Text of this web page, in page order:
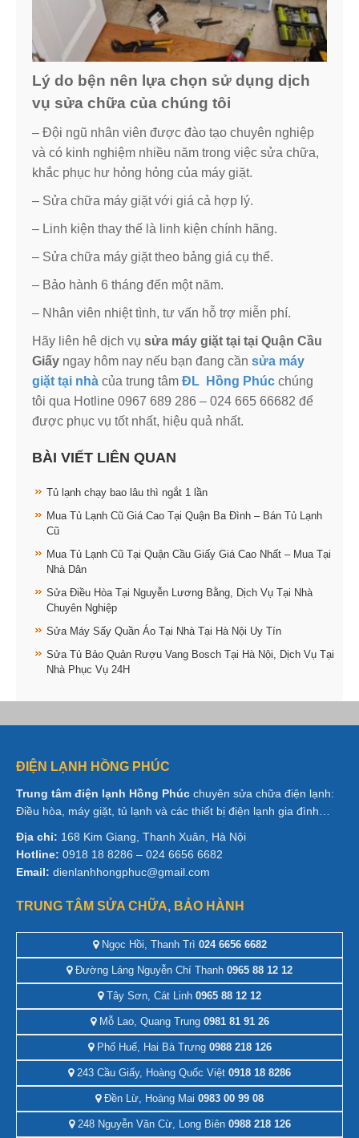
Lý do bện nên lựa chọn sử dụng dịch
vụ sửa chữa của chúng tôi
– Đội ngũ nhân viên được đào tạo chuyên nghiệp
và có kinh nghiệm nhiều năm trong việc sửa chữa,
khắc phục hư hỏng hỏng của máy giặt.
– Sửa chữa máy giặt với giá cả hợp lý.
– Linh kiện thay thế là linh kiện chính hãng.
– Sửa chữa máy giặt theo bảng giá cụ thể.
– Bảo hành 6 tháng đến một năm.
– Nhân viên nhiệt tình, tư vấn hỗ trợ miễn phí.
Hãy liên hê dịch vụ sửa máy giặt tại tại Quận Cầu
Giấy ngay hôm nay nếu bạn đang cần sửa máy
giặt tại nhà của trung tâm ĐL Hồng Phúc chúng
tôi qua Hotline 0967 689 286 – 024 665 66682 để
được phục vụ tốt nhất, hiệu quả nhất.
BÀI VIẾT LIÊN QUAN
Tủ lạnh chạy bao lâu thì ngắt 1 lần
Mua Tủ Lạnh Cũ Giá Cao Tại Quận Ba Đình – Bán Tủ Lạnh
Cũ
Mua Tủ Lạnh Cũ Tại Quận Cầu Giấy Giá Cao Nhất – Mua Tại
Nhà Dân
Sửa Điều Hòa Tại Nguyễn Lương Bằng, Dịch Vụ Tại Nhà
Chuyên Nghiệp
Sửa Máy Sấy Quần Áo Tại Nhà Tại Hà Nội Uy Tín
Sửa Tủ Bảo Quản Rượu Vang Bosch Tại Hà Nội, Dịch Vụ Tại
Nhà Phục Vụ 24H
ĐIỆN LẠNH HỒNG PHÚC
Trung tâm điện lạnh Hồng Phúc chuyên sửa chữa điện lạnh:
Điều hòa, máy giặt, tủ lạnh và các thiết bị điện lạnh gia đình…
Địa chỉ: 168 Kim Giang, Thanh Xuân, Hà Nội
Hotline: 0918 18 8286 – 024 6656 6682
Email: dienlanhhongphuc@gmail.com
TRUNG TÂM SỬA CHỮA, BẢO HÀNH
Ngọc Hồi, Thanh Trì 024 6656 6682
Đường Láng Nguyễn Chí Thanh 0965 88 12 12
Tây Sơn, Cát Linh 0965 88 12 12
Mỗ Lao, Quang Trung0981 81 91 26
Phố Huế, Hai Bà Trưng0988 218 126
243 Cầu Giấy, Hoàng Quốc Việt 0918 18 8286
Đền Lừ, Hoàng Mai 0983 00 99 08
248 Nguyễn Văn Cừ, Long Biên0988 218 126